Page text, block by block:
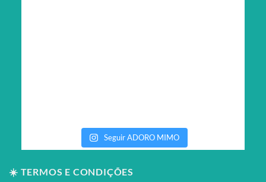
Seguir ADORO MIMO
☀️ TERMOS E CONDIÇÕES